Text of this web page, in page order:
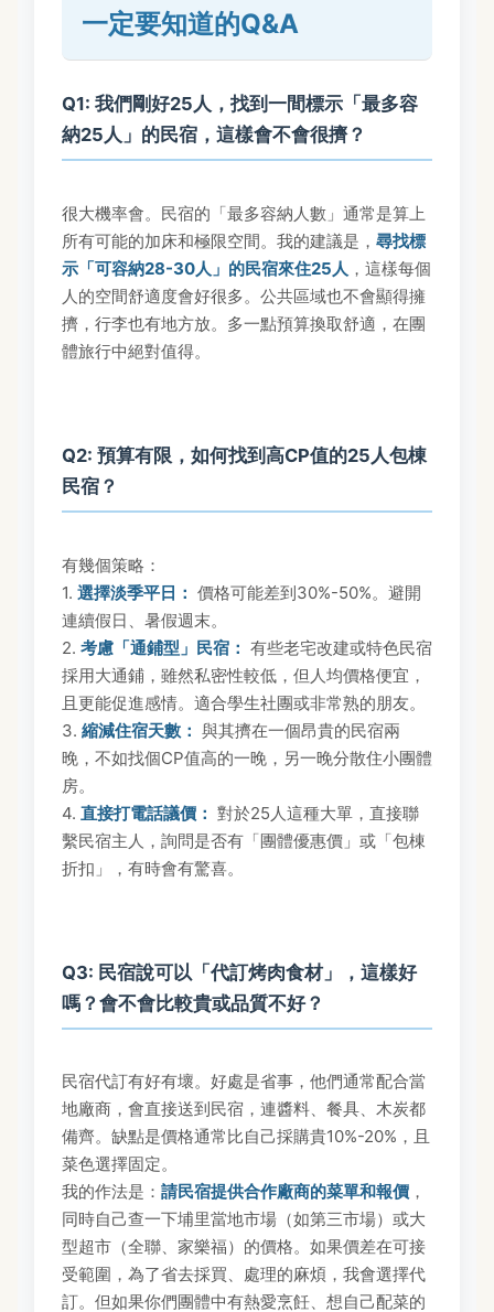
一定要知道的Q&A
Q1: 我們剛好25人，找到一間標示「最多容
納25人」的民宿，這樣會不會很擠？
很大機率會。民宿的「最多容納人數」通常是算上
所有可能的加床和極限空間。我的建議是， 尋找標
示「可容納28-30人」的民宿來住25人 ，這樣每個
人的空間舒適度會好很多。公共區域也不會顯得擁
擠，行李也有地方放。多一點預算換取舒適，在團
體旅行中絕對值得。
Q2: 預算有限，如何找到高CP值的25人包棟
民宿？
有幾個策略：
1. 選擇淡季平日： 價格可能差到30%-50%。避開
連續假日、暑假週末。
2. 考慮「通鋪型」民宿： 有些老宅改建或特色民宿
採用大通鋪，雖然私密性較低，但人均價格便宜，
且更能促進感情。適合學生社團或非常熟的朋友。
3. 縮減住宿天數： 與其擠在一個昂貴的民宿兩
晚，不如找個CP值高的一晚，另一晚分散住小團體
房。
4. 直接打電話議價： 對於25人這種大單，直接聯
繫民宿主人，詢問是否有「團體優惠價」或「包棟
折扣」，有時會有驚喜。
Q3: 民宿說可以「代訂烤肉食材」，這樣好
嗎？會不會比較貴或品質不好？
民宿代訂有好有壞。好處是省事，他們通常配合當
地廠商，會直接送到民宿，連醬料、餐具、木炭都
備齊。缺點是價格通常比自己採購貴10%-20%，且
菜色選擇固定。
我的作法是： 請民宿提供合作廠商的菜單和報價 ，
同時自己查一下埔里當地市場（如第三市場）或大
型超市（全聯、家樂福）的價格。如果價差在可接
受範圍，為了省去採買、處理的麻煩，我會選擇代
訂。但如果你們團體中有熱愛烹飪、想自己配菜的